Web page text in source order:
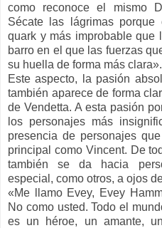
como reconoce el mismo
Sécate las lágrimas
quark y más improbable que
barro en el que las fuerzas
su huella de forma más clara».
Este aspecto, la pasión
también aparece de forma
de Vendetta. A esta pasión
los personajes más
presencia de personajes
principal como Vincent. De
también se da hacia
especial, como otros, a ojos
«Me llamo Evey, Evey
No como usted. Todo el
es un héroe, un amante,